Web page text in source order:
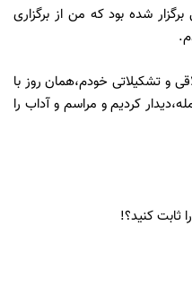
شده بود که من از برگزاری
و تشکیلاتی خودم،همان روز با
کردیم و مراسم و آداب را
ثابت کنید؟!